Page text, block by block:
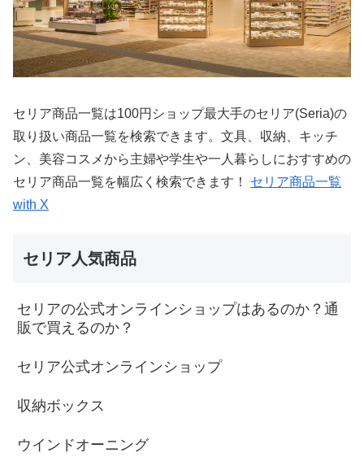
セリア商品一覧は100円ショップ最大手のセリア(Seria)の
取り扱い商品一覧を検索できます。文具、収納、キッチ
ン、美容コスメから主婦や学生や一人暮らしにおすすめの
セリア商品一覧を幅広く検索できます！ セリア商品一覧
with X
セリア人気商品
セリアの公式オンラインショップはあるのか？通
販で買えるのか？
セリア公式オンラインショップ
収納ボックス
ウインドオーニング